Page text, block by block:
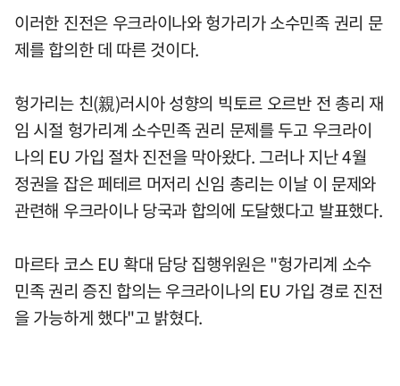
이러한 진전은 우크라이나와 헝가리가 소수민족 권리 문
제를 합의한 데 따른 것이다.
헝가리는 친(親)러시아 성향의 빅토르 오르반 전 총리 재
임 시절 헝가리계 소수민족 권리 문제를 두고 우크라이
나의 EU 가입 절차 진전을 막아왔다. 그러나 지난 4월
정권을 잡은 페테르 머저리 신임 총리는 이날 이 문제와
관련해 우크라이나 당국과 합의에 도달했다고 발표했다.
마르타 코스 EU 확대 담당 집행위원은 "헝가리계 소수
민족 권리 증진 합의는 우크라이나의 EU 가입 경로 진전
을 가능하게 했다"고 밝혔다.